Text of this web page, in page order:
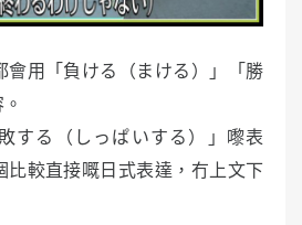
會用「負ける（まける）」「勝
する（しっぱいする）」嚟表
比較直接嘅日式表達，冇上文下